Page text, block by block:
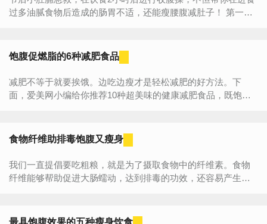
过多油腻食物后造成的肠胃不适，还能瘦腰腹减肚子！ 第一
饱腹促燃脂的6种减肥食品
减肥不等于就要挨饿。边吃边瘦才是轻松减肥的好方法。下
面，爱美网小编给你推荐10种超美味的健康减肥食品，既饱腹
食物纤维助排毒饱腹又瘦身
我们一直提倡要吃粗粮，就是为了摄取食物中的纤维素。食物
纤维能够帮助促进大肠蠕动，达到排毒的功效，还容易产生饱
最具饱腹效果的五种瘦身饮食